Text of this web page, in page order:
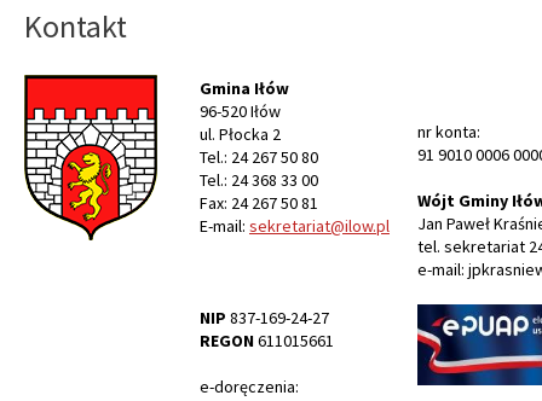
Kontakt
Gmina Iłów
96-520 Iłów
ul. Płocka 2
Tel.: 24 267 50 80
Tel.: 24 368 33 00
Fax: 24 267 50 81
E-mail: sekretariat@ilow.pl
NIP 837-169-24-27
REGON611015661
e-doręczenia:
nr konta:
91 9010 0006
Wójt Gminy
Jan Paweł
tel. sekretariat
e-mail: